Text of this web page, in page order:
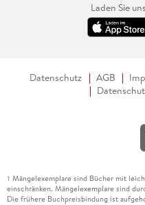
Laden Sie
Datenschutz AGB
1 Mängelexemplare sind Bücher mit
einschränken. Mängelexemplare sind
Die frühere Buchpreisbindung ist